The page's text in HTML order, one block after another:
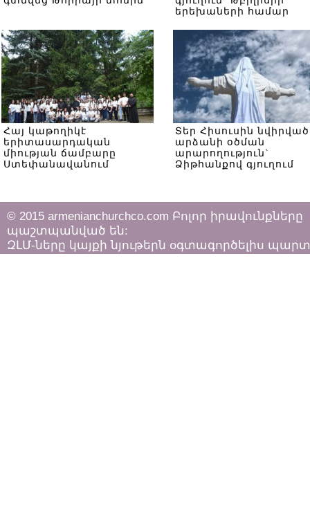
երեխաների համար
Հայ կաթողիկէ
երիտասարդական
միության ճամբարը
Ստեփանավանում
Տեր Հիսուսին նվիրված
արձանի օծման
արարողություն`
Ձիթհանքով գյուղում
© 2015 armenianchurchco.com Բոլոր իրավունքները
պաշտպանված են:
ԶԼՄ-ները կայքի նյութերն օգտագործելիս